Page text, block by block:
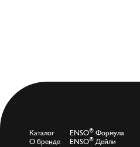
Каталог
О бренде
ENSO® Формула
ENSO® Дейли